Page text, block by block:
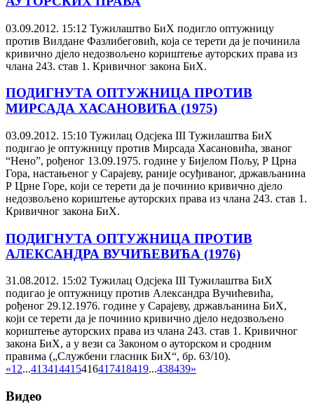
03.09.2012. 15:12 Тужилаштво БиХ подигло оптужницу
против Вилдане Фазлибеговић, која се терети да је починила
кривично дјело недозвољено кориштење ауторских права из
члана 243. став 1. Кривичног закона БиХ.
ПОДИГНУТА ОПТУЖНИЦА ПРОТИВ
МИРСАДА ХАСАНОВИЋА (1975)
03.09.2012. 15:10 Тужилац Одсјека III Тужилаштва БиХ
подигао је оптужницу против Мирсада Хасановића, званог
“Нено”, рођеног 13.09.1975. године у Бијелом Пољу, Р Црна
Гора, настањеног у Сарајеву, раније осуђиваног, држављанина
Р Црне Горе, који се терети да је починио кривично дјело
недозвољено кориштење ауторских права из члана 243. став 1.
Кривичног закона БиХ.
ПОДИГНУТА ОПТУЖНИЦА ПРОТИВ
АЛЕКСАНДРА ВУЧИЋЕВИЋА (1976)
31.08.2012. 15:02 Тужилац Одсјека III Тужилаштва БиХ
подигао је оптужницу против Александра Вучићевића,
рођеног 29.12.1976. године у Сарајеву, држављанина БиХ,
који се терети да је починио кривично дјело недозвољено
кориштење ауторских права из члана 243. став 1. Кривичног
закона БиХ, а у вези са Законом о ауторском и сродним
правима („Службени гласник БиХ“, бр. 63/10).
«12...413414415416417418419...438439»
Видео